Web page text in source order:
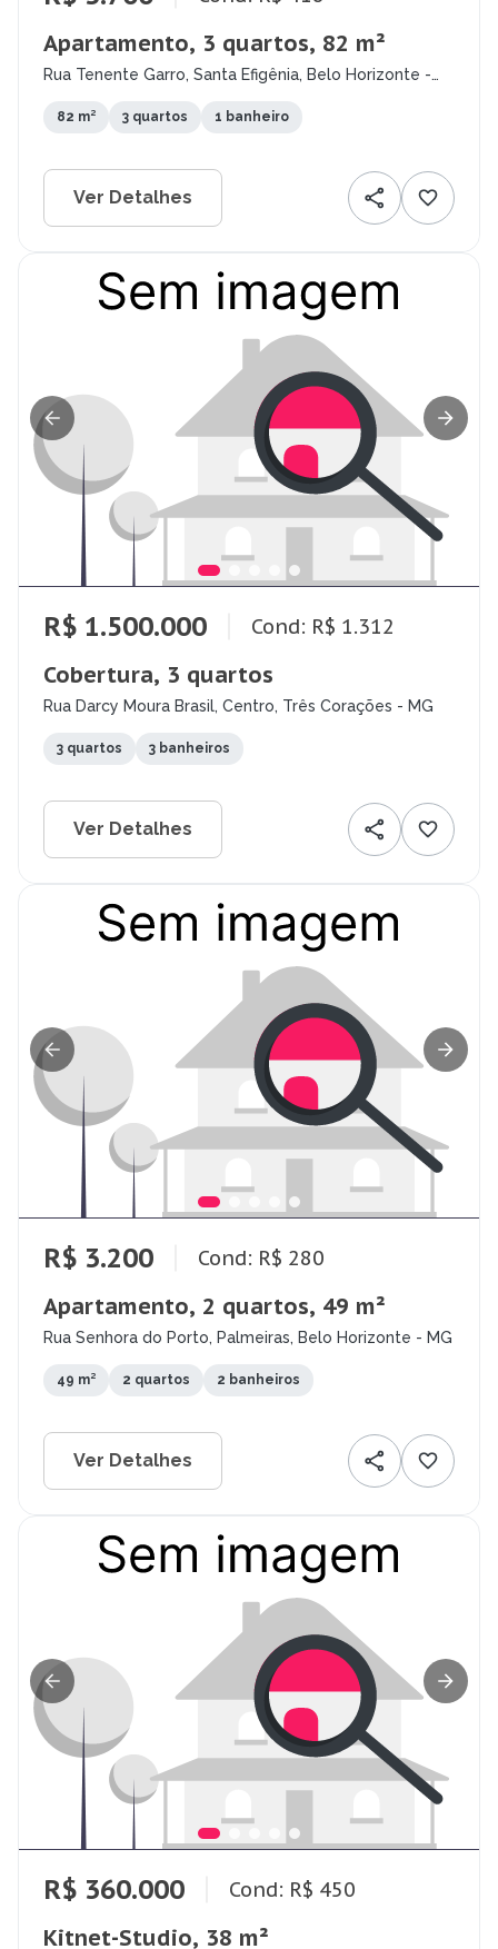
Apartamento, 3 quartos, 82 m²
Rua Tenente Garro, Santa Efigênia, Belo Horizonte -
82 m² 3 quartos 1 banheiro
Ver Detalhes
R$ 1.500.000 Cond: R$ 1.312
Cobertura, 3 quartos
Rua Darcy Moura Brasil, Centro, Três Corações - MG
3 quartos 3 banheiros
Ver Detalhes
R$ 3.200 Cond: R$ 280
Apartamento, 2 quartos, 49 m²
Rua Senhora do Porto, Palmeiras, Belo Horizonte - MG
49 m² 2 quartos 2 banheiros
Ver Detalhes
R$ 360.000 Cond: R$ 450
Kitnet-Studio, 38 m²